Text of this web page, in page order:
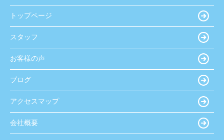
トップページ
スタッフ
お客様の声
ブログ
アクセスマップ
会社概要